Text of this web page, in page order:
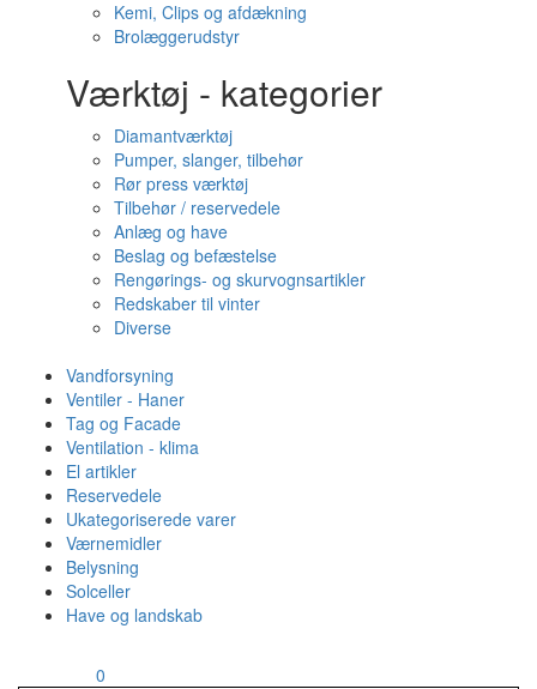
Kemi, Clips og afdækning
Brolæggerudstyr
Værktøj - kategorier
Diamantværktøj
Pumper, slanger, tilbehør
Rør press værktøj
Tilbehør / reservedele
Anlæg og have
Beslag og befæstelse
Rengørings- og skurvognsartikler
Redskaber til vinter
Diverse
Vandforsyning
Ventiler - Haner
Tag og Facade
Ventilation - klima
El artikler
Reservedele
Ukategoriserede varer
Værnemidler
Belysning
Solceller
Have og landskab
0